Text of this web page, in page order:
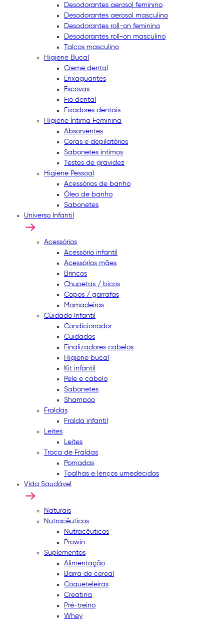
Desodorantes aerosol feminino
Desodorantes aerosol masculino
Desodorantes roll-on feminino
Desodorantes roll-on masculino
Talcos masculino
Higiene Bucal
Creme dental
Enxaguantes
Escovas
Fio dental
Fixadores dentais
Higiene Íntima Feminina
Absorventes
Ceras e depilatórios
Sabonetes íntimos
Testes de gravidez
Higiene Pessoal
Acessórios de banho
Óleo de banho
Sabonetes
Universo Infantil
Acessórios
Acessório infantil
Acessórios mães
Brincos
Chupetas / bicos
Copos / garrafas
Mamadeiras
Cuidado Infantil
Condicionador
Cuidados
Finalizadores cabelos
Higiene bucal
Kit infantil
Pele e cabelo
Sabonetes
Shampoo
Fraldas
Fralda infantil
Leites
Leites
Troca de Fraldas
Pomadas
Toalhas e lenços umedecidos
Vida Saudável
Naturais
Nutracêuticos
Nutracêuticos
Prowin
Suplementos
Alimentação
Barra de cereal
Coqueteleiras
Creatina
Pré-treino
Whey